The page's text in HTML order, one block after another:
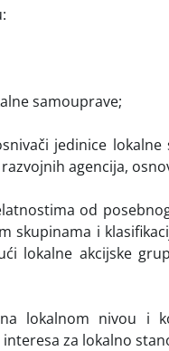
samouprave;
jedinice lokalne
agencija,
od
skupinama i
lokalne akcijske
lokalnom nivou i
za lokalno